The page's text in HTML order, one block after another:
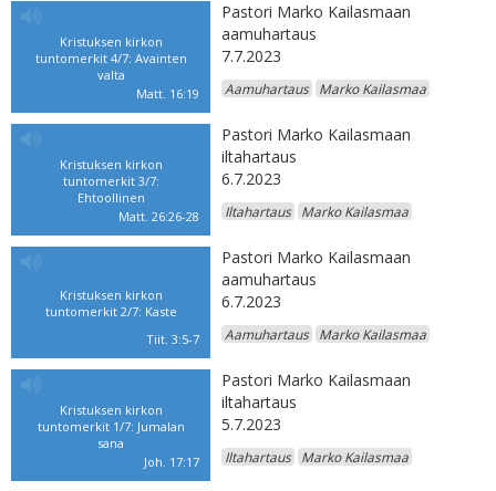
Kristuksen kirkon
tuntomerkit 4/7: Avainten
valta
Matt. 16:19
Pastori Marko Kailasmaan
aamuhartaus
7.7.2023
Aamuhartaus Marko Kailasmaa
Kristuksen kirkon
tuntomerkit 3/7:
Ehtoollinen
Matt. 26:26-28
Pastori Marko Kailasmaan
iltahartaus
6.7.2023
Iltahartaus Marko Kailasmaa
Kristuksen kirkon
tuntomerkit 2/7: Kaste
Tiit. 3:5-7
Pastori Marko Kailasmaan
aamuhartaus
6.7.2023
Aamuhartaus Marko Kailasmaa
Kristuksen kirkon
tuntomerkit 1/7: Jumalan
sana
Joh. 17:17
Pastori Marko Kailasmaan
iltahartaus
5.7.2023
Iltahartaus Marko Kailasmaa